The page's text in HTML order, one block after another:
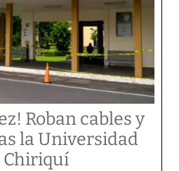
Roban cables y
la Universidad
Chiriquí